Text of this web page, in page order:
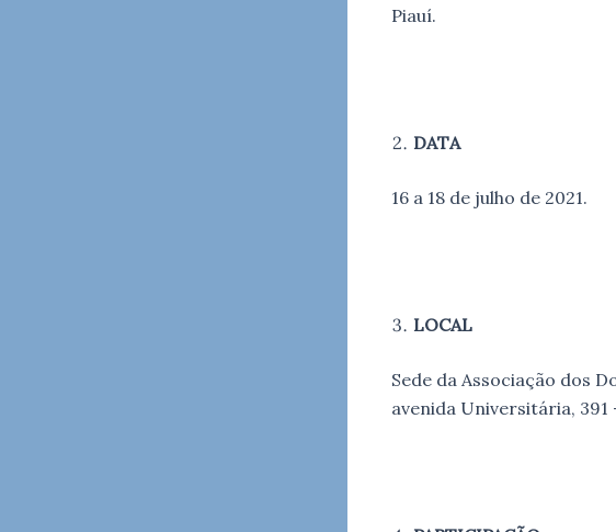
Piauí.
DATA
16 a 18 de julho de 2021.
LOCAL
Sede da Associação dos
avenida Universitária, 391